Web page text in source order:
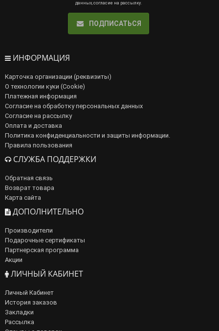
данных, согласие на рассылку.
ПОДПИСАТЬСЯ
ИНФОРМАЦИЯ
Карточка организации (реквизиты)
О технологии куки (Cookie)
Платежная информация
Согласие на обработку персональных данных
Согласие на рассылку
Оплата и доставка
Политика конфиденциальности и защиты информации.
Правила пользования
СЛУЖБА ПОДДЕРЖКИ
Обратная связь
Возврат товара
Карта сайта
ДОПОЛНИТЕЛЬНО
Производители
Подарочные сертификаты
Партнерская программа
Акции
ЛИЧНЫЙ КАБИНЕТ
Личный Кабинет
История заказов
Закладки
Рассылка